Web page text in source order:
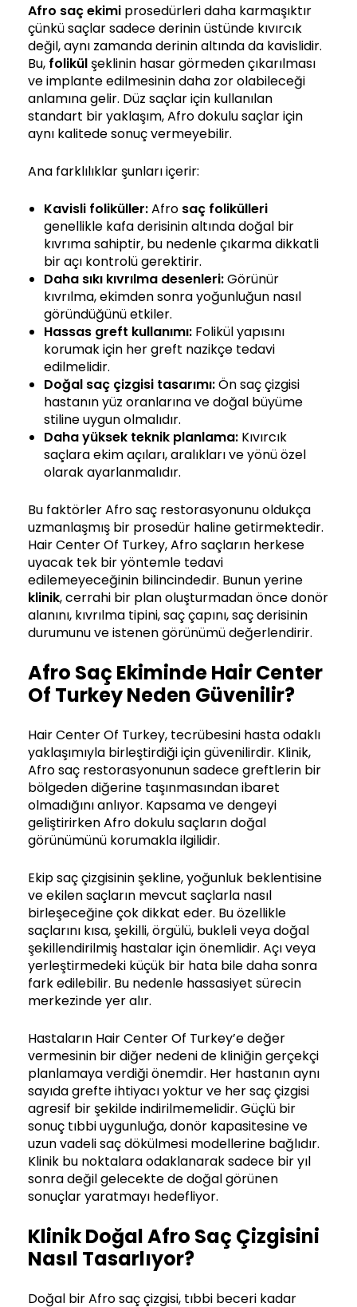
Afro saç ekimi prosedürleri daha karmaşıktır
çünkü saçlar sadece derinin üstünde kıvırcık
değil, aynı zamanda derinin altında da kavislidir.
Bu, folikülşeklinin hasar görmeden çıkarılması
ve implante edilmesinin daha zor olabileceği
anlamına gelir. Düz saçlar için kullanılan
standart bir yaklaşım, Afro dokulu saçlar için
aynı kalitede sonuç vermeyebilir.
Ana farklılıklar şunları içerir:
Kavisli foliküller:Afro saç folikülleri
genellikle kafa derisinin altında doğal bir
kıvrıma sahiptir, bu nedenle çıkarma dikkatli
bir açı kontrolü gerektirir.
Daha sıkı kıvrılma desenleri:Görünür
kıvrılma, ekimden sonra yoğunluğun nasıl
göründüğünü etkiler.
Hassas greft kullanımı: Folikül yapısını
korumak için her greft nazikçe tedavi
edilmelidir.
Doğal saç çizgisi tasarımı:Ön saç çizgisi
hastanın yüz oranlarına ve doğal büyüme
stiline uygun olmalıdır.
Daha yüksek teknik planlama: Kıvırcık
saçlara ekim açıları, aralıkları ve yönü özel
olarak ayarlanmalıdır.
Bu faktörler Afro saç restorasyonunu oldukça
uzmanlaşmış bir prosedür haline getirmektedir.
Hair Center Of Turkey, Afro saçların herkese
uyacak tek bir yöntemle tedavi
edilemeyeceğinin bilincindedir. Bunun yerine
klinik, cerrahi bir plan oluşturmadan önce donör
alanını, kıvrılma tipini, saç çapını, saç derisinin
durumunu ve istenen görünümü değerlendirir.
Afro Saç Ekiminde Hair Center
Of Turkey Neden Güvenilir?
Hair Center Of Turkey, tecrübesini hasta odaklı
yaklaşımıyla birleştirdiği için güvenilirdir. Klinik,
Afro saç restorasyonunun sadece greftlerin bir
bölgeden diğerine taşınmasından ibaret
olmadığını anlıyor. Kapsama ve dengeyi
geliştirirken Afro dokulu saçların doğal
görünümünü korumakla ilgilidir.
Ekip saç çizgisinin şekline, yoğunluk beklentisine
ve ekilen saçların mevcut saçlarla nasıl
birleşeceğine çok dikkat eder. Bu özellikle
saçlarını kısa, şekilli, örgülü, bukleli veya doğal
şekillendirilmiş hastalar için önemlidir. Açı veya
yerleştirmedeki küçük bir hata bile daha sonra
fark edilebilir. Bu nedenle hassasiyet sürecin
merkezinde yer alır.
Hastaların Hair Center Of Turkey’e değer
vermesinin bir diğer nedeni de kliniğin gerçekçi
planlamaya verdiği önemdir. Her hastanın aynı
sayıda grefte ihtiyacı yoktur ve her saç çizgisi
agresif bir şekilde indirilmemelidir. Güçlü bir
sonuç tıbbi uygunluğa, donör kapasitesine ve
uzun vadeli saç dökülmesi modellerine bağlıdır.
Klinik bu noktalara odaklanarak sadece bir yıl
sonra değil gelecekte de doğal görünen
sonuçlar yaratmayı hedefliyor.
Klinik Doğal Afro Saç Çizgisini
Nasıl Tasarlıyor?
Doğal bir Afro saç çizgisi, tıbbi beceri kadar